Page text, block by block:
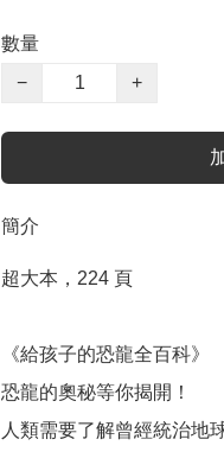
數量
−
+
簡介
超大本，224 頁
《給孩子的恐龍全百科》
恐龍的奧秘等你揭開！
人類需要了解曾經統治地